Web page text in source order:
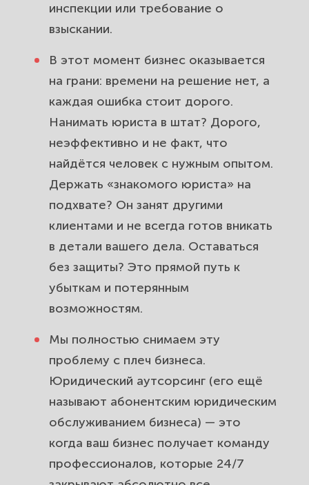
инспекции или требование о
взыскании.
В этот момент бизнес оказывается
на грани: времени на решение нет, а
каждая ошибка стоит дорого.
Нанимать юриста в штат? Дорого,
неэффективно и не факт, что
найдётся человек с нужным опытом.
Держать «знакомого юриста» на
подхвате? Он занят другими
клиентами и не всегда готов вникать
в детали вашего дела. Оставаться
без защиты? Это прямой путь к
убыткам и потерянным
возможностям.
Мы полностью снимаем эту
проблему с плеч бизнеса.
Юридический аутсорсинг (его ещё
называют абонентским юридическим
обслуживанием бизнеса) — это
когда ваш бизнес получает команду
профессионалов, которые 24/7